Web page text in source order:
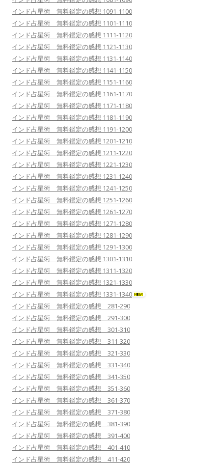
インド占星術 無料鑑定の感想 1091-1100
インド占星術 無料鑑定の感想 1101-1110
インド占星術 無料鑑定の感想 1111-1120
インド占星術 無料鑑定の感想 1121-1130
インド占星術 無料鑑定の感想 1131-1140
インド占星術 無料鑑定の感想 1141-1150
インド占星術 無料鑑定の感想 1151-1160
インド占星術 無料鑑定の感想 1161-1170
インド占星術 無料鑑定の感想 1171-1180
インド占星術 無料鑑定の感想 1181-1190
インド占星術 無料鑑定の感想 1191-1200
インド占星術 無料鑑定の感想 1201-1210
インド占星術 無料鑑定の感想 1211-1220
インド占星術 無料鑑定の感想 1221-1230
インド占星術 無料鑑定の感想 1231-1240
インド占星術 無料鑑定の感想 1241-1250
インド占星術 無料鑑定の感想 1251-1260
インド占星術 無料鑑定の感想 1261-1270
インド占星術 無料鑑定の感想 1271-1280
インド占星術 無料鑑定の感想 1281-1290
インド占星術 無料鑑定の感想 1291-1300
インド占星術 無料鑑定の感想 1301-1310
インド占星術 無料鑑定の感想 1311-1320
インド占星術 無料鑑定の感想 1321-1330
インド占星術 無料鑑定の感想 1331-1340
インド占星術 無料鑑定の感想 281-290
インド占星術 無料鑑定の感想 291-300
インド占星術 無料鑑定の感想 301-310
インド占星術 無料鑑定の感想 311-320
インド占星術 無料鑑定の感想 321-330
インド占星術 無料鑑定の感想 331-340
インド占星術 無料鑑定の感想 341-350
インド占星術 無料鑑定の感想 351-360
インド占星術 無料鑑定の感想 361-370
インド占星術 無料鑑定の感想 371-380
インド占星術 無料鑑定の感想 381-390
インド占星術 無料鑑定の感想 391-400
インド占星術 無料鑑定の感想 401-410
インド占星術 無料鑑定の感想 411-420